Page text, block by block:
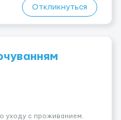
Откликнуться
уходу с проживанием.